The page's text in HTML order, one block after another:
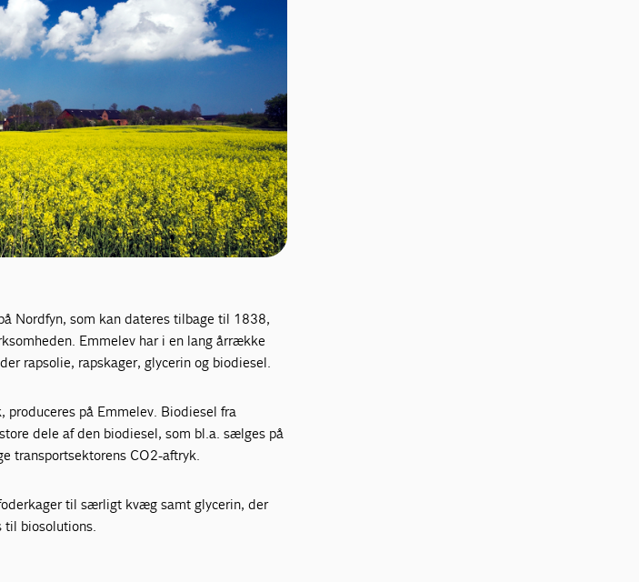
Nordfyn, som kan dateres tilbage til 1838,
Emmelev har i en lang årrække
rapsolie, rapskager, glycerin og biodiesel.
produceres på Emmelev. Biodiesel fra
dele af den biodiesel, som bl.a. sælges på
transportsektorens CO2-aftryk.
til særligt kvæg samt glycerin, der
biosolutions.